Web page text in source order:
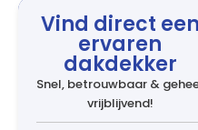
Vind direct een
ervaren
dakdekker
Snel, betrouwbaar &
vrijblijvend!